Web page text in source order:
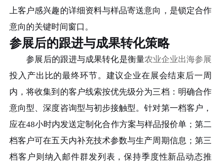
上客户感兴趣的详细资料与样品寄送意向，是锁定合作
意向的关键时间窗口。
参展后的跟进与成果转化策略
参展后的跟进与成果转化是衡量农业企业出海参展
投入产出比的最终环节。建议企业在展会结束后一周
内，将收集到的客户线索按优先级分为三档：明确合作
意向型、深度咨询型与初步接触型。针对第一档客户，
应在48小时内发送定制化合作方案与样品报价单；第二
档客户可在五天内补充技术参数与生产周期信息；第三
档客户则纳入邮件群发列表，保持季度性新品动态推